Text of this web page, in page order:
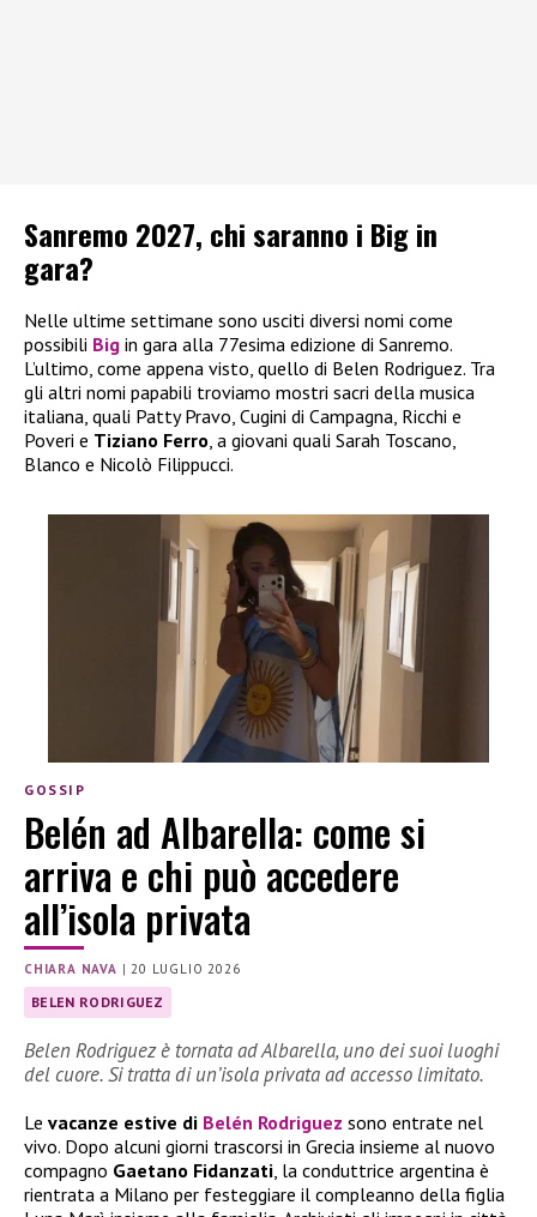
Sanremo 2027, chi saranno i Big in
gara?
Nelle ultime settimane sono usciti diversi nomi come
possibili Big in gara alla 77esima edizione di Sanremo.
L’ultimo, come appena visto, quello di Belen Rodriguez. Tra
gli altri nomi papabili troviamo mostri sacri della musica
italiana, quali Patty Pravo, Cugini di Campagna, Ricchi e
Poveri e Tiziano Ferro , a giovani quali Sarah Toscano,
Blanco e Nicolò Filippucci.
GOSSIP
Belén ad Albarella: come si
arriva e chi può accedere
all’isola privata
CHIARA NAVA |20 LUGLIO 2026
BELEN RODRIGUEZ
Belen Rodriguez è tornata ad Albarella, uno dei suoi luoghi
del cuore. Si tratta di un’isola privata ad accesso limitato.
Le vacanze estive di Belén Rodriguez sono entrate nel
vivo. Dopo alcuni giorni trascorsi in Grecia insieme al nuovo
compagno Gaetano Fidanzati , la conduttrice argentina è
rientrata a Milano per festeggiare il compleanno della figlia